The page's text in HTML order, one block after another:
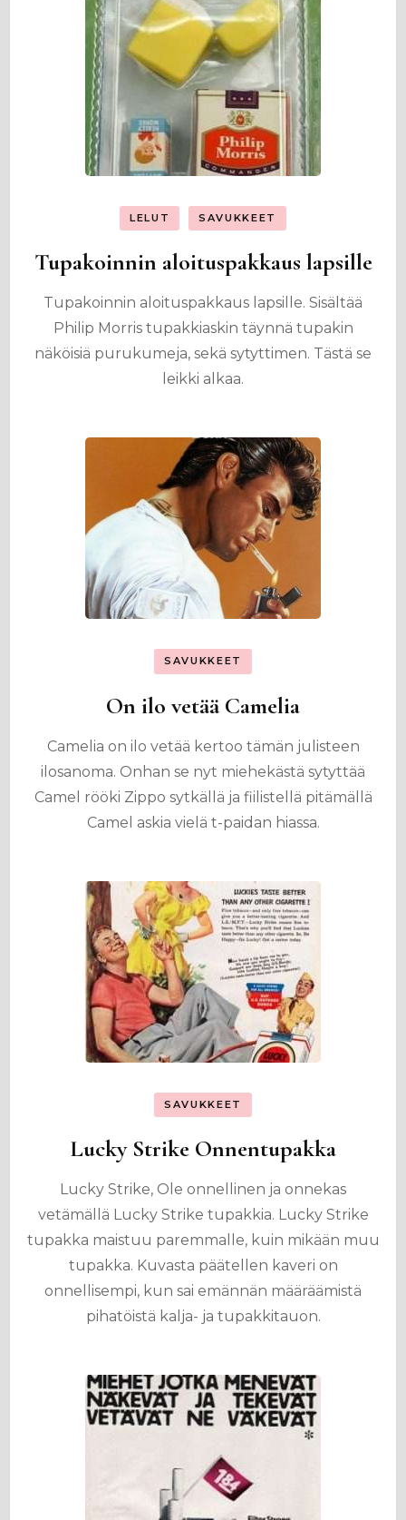
LELUT SAVUKKEET
Tupakoinnin aloituspakkaus lapsille
Tupakoinnin aloituspakkaus lapsille. Sisältää
Philip Morris tupakkiaskin täynnä tupakin
näköisiä purukumeja, sekä sytyttimen. Tästä se
leikki alkaa.
SAVUKKEET
On ilo vetää Camelia
Camelia on ilo vetää kertoo tämän julisteen
ilosanoma. Onhan se nyt miehekästä sytyttää
Camel rööki Zippo sytkällä ja fiilistellä pitämällä
Camel askia vielä t-paidan hiassa.
SAVUKKEET
Lucky Strike Onnentupakka
Lucky Strike, Ole onnellinen ja onnekas
vetämällä Lucky Strike tupakkia. Lucky Strike
tupakka maistuu paremmalle, kuin mikään muu
tupakka. Kuvasta päätellen kaveri on
onnellisempi, kun sai emännän määräämistä
pihatöistä kalja- ja tupakkitauon.